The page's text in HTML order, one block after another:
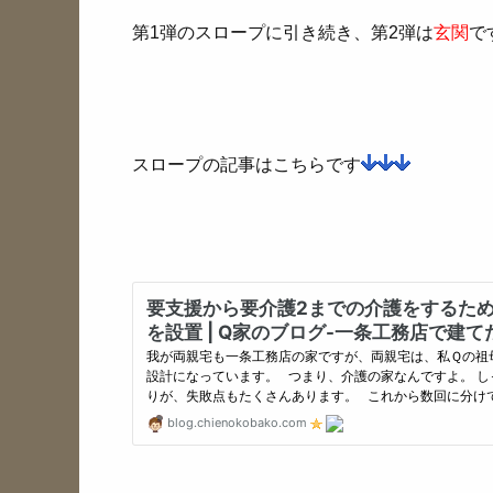
第1弾のスロープに引き続き、第2弾は玄関で
スロープの記事はこちらです